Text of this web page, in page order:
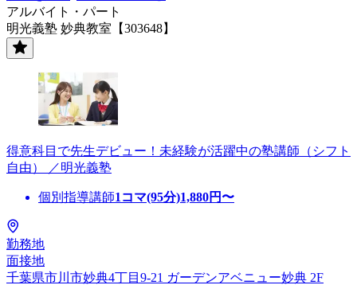
アルバイト・パート
明光義塾 妙典教室【303648】
得意科目で先生デビュー！未経験が活躍中の塾講師（シフト
自由） ／明光義塾
個別指導講師1コマ(95分)1,880円〜
勤務地
面接地
千葉県市川市妙典4丁目9-21 ガーデンアベニュー妙典 2F